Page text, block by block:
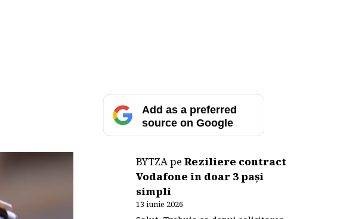
Add as a preferred
source on Google
BYTZApeReziliere contract
Vodafone în doar 3 pași
simpli
13 iunie 2026